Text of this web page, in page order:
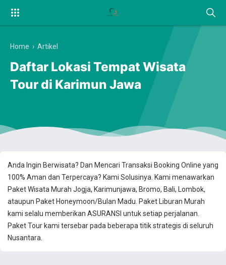
Anda Ingin Berwisata? Dan Mencari Transaksi Booking Online yang
100% Aman dan Terpercaya? Kami Solusinya. Kami menawarkan
Paket Wisata Murah Jogja, Karimunjawa, Bromo, Bali, Lombok,
ataupun Paket Honeymoon/Bulan Madu. Paket Liburan Murah
kami selalu memberikan ASURANSI untuk setiap perjalanan.
Paket Tour kami tersebar pada beberapa titik strategis di seluruh
Nusantara.
Home › Artikel
Daftar Lokasi Tempat Wisata
Tour di Karimun Jawa